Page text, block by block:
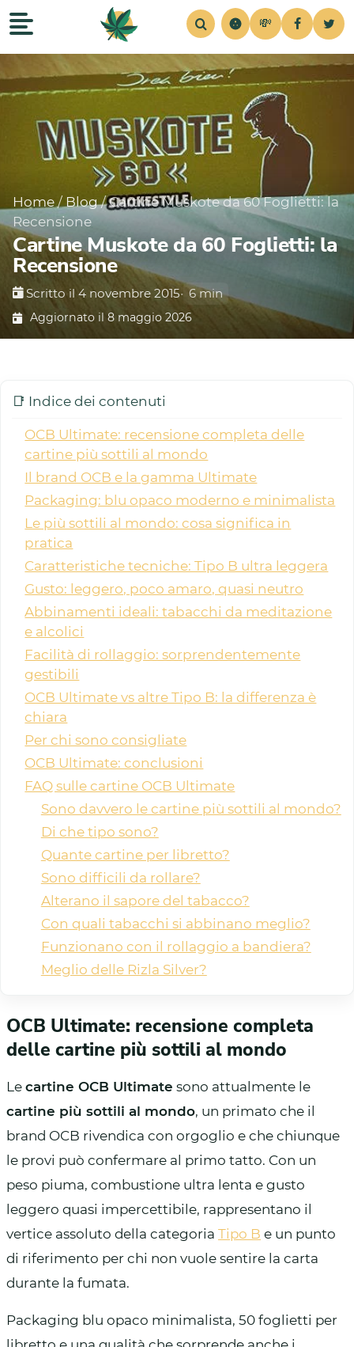
Recensioni StrainsNotizieConsigli
💸
Home / Blog / Cartine Muskote da 60 Foglietti: la
Recensione
Cartine Muskote da 60 Foglietti: la
Recensione
Scritto il 4 novembre 2015• 6 min
Aggiornato il 8 maggio 2026
📑 Indice dei contenuti
OCB Ultimate: recensione completa delle
cartine più sottili al mondo
Il brand OCB e la gamma Ultimate
Packaging: blu opaco moderno e minimalista
Le più sottili al mondo: cosa significa in
pratica
Caratteristiche tecniche: Tipo B ultra leggera
Gusto: leggero, poco amaro, quasi neutro
Abbinamenti ideali: tabacchi da meditazione
e alcolici
Facilità di rollaggio: sorprendentemente
gestibili
OCB Ultimate vs altre Tipo B: la differenza è
chiara
Per chi sono consigliate
OCB Ultimate: conclusioni
FAQ sulle cartine OCB Ultimate
Sono davvero le cartine più sottili al mondo?
Di che tipo sono?
Quante cartine per libretto?
Sono difficili da rollare?
Alterano il sapore del tabacco?
Con quali tabacchi si abbinano meglio?
Funzionano con il rollaggio a bandiera?
Meglio delle Rizla Silver?
OCB Ultimate: recensione completa
delle cartine più sottili al mondo
Le cartine OCB Ultimate sono attualmente le
cartine più sottili al mondo, un primato che il
brand OCB rivendica con orgoglio e che chiunque
le provi può confermare al primo tatto. Con un
peso piuma, combustione ultra lenta e gusto
leggero quasi impercettibile, rappresentano il
vertice assoluto della categoria Tipo B e un punto
di riferimento per chi non vuole sentire la carta
durante la fumata.
Packaging blu opaco minimalista, 50 foglietti per